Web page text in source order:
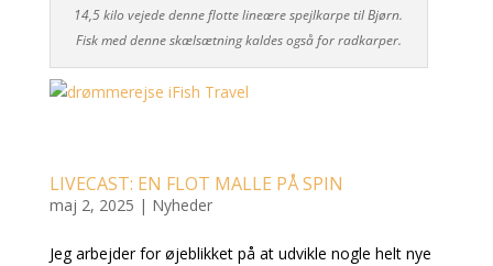
14,5 kilo vejede denne flotte lineære spejlkarpe til Bjørn.
Fisk med denne skælsætning kaldes også for radkarper.
LIVECAST: EN FLOT MALLE PÅ SPIN
maj 2, 2025 | Nyheder
Jeg arbejder for øjeblikket på at udvikle nogle helt nye